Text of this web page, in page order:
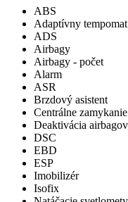
ABS
Adaptívny tempomat
ADS
Airbagy
Airbagy - počet
Alarm
ASR
Brzdový asistent
Centrálne zamykanie
Deaktivácia airbagov
DSC
EBD
ESP
Imobilizér
Isofix